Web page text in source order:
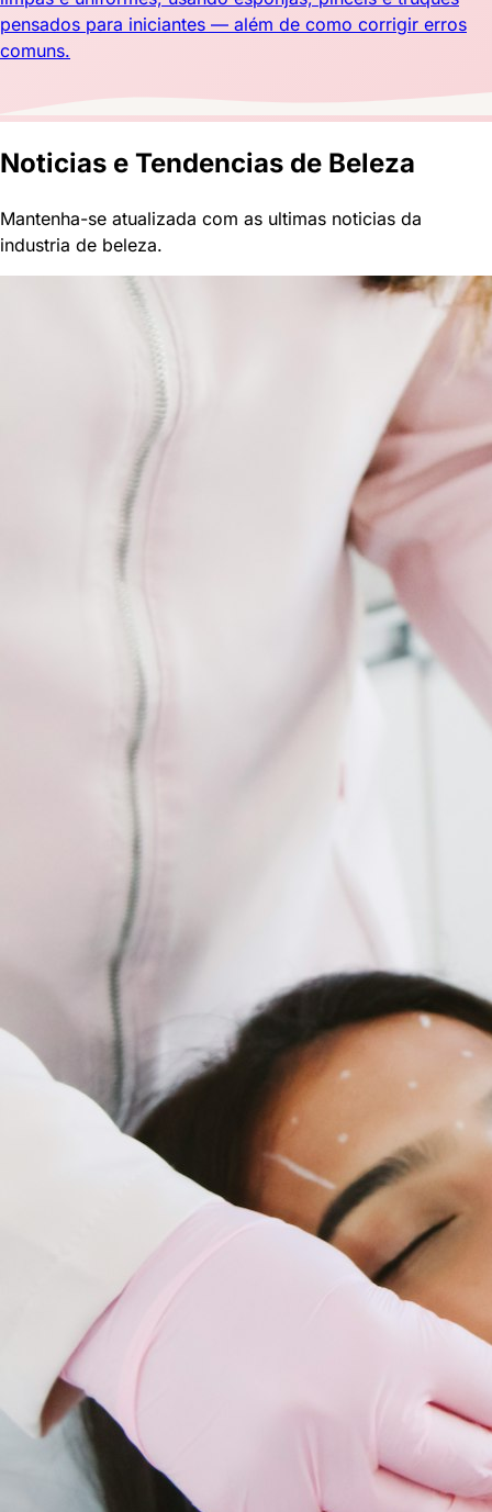
pensados para iniciantes — além de como corrigir erros
comuns.
Noticias e Tendencias de Beleza
Mantenha-se atualizada com as ultimas noticias da
industria de beleza.